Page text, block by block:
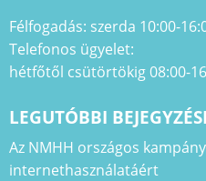
Félfogadás: szerda 10:00-
Telefonos ügyelet:
hétfőtől csütörtökig 08:00-
LEGUTÓBBI
Az NMHH országos
internethasználatáért